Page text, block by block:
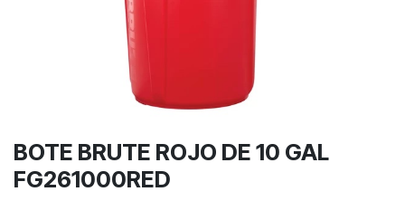
BOTE BRUTE ROJO DE 10 GAL
FG261000RED